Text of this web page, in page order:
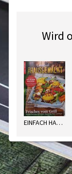
Wird
EINFACH HAUSGEMACHT